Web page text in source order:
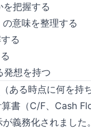
把握する
意味を整理する
る
発想を持つ
（ある時点に何を持
書（C/F、Cash
義務化されました